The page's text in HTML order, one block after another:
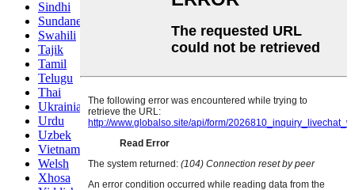
Sindhi
Sundanese
Swahili
Tajik
Tamil
Telugu
Thai
Ukrainian
Urdu
Uzbek
Vietnamese
Welsh
Xhosa